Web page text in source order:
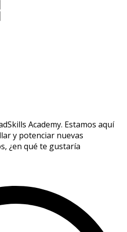
Academy. Estamos aquí
y potenciar nuevas
¿en qué te gustaría